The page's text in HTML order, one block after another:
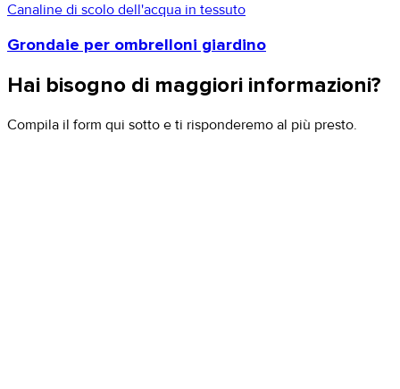
Canaline di scolo dell'acqua in tessuto
Grondaie per ombrelloni giardino
Hai bisogno di maggiori informazioni?
Compila il form qui sotto e ti risponderemo al più presto.